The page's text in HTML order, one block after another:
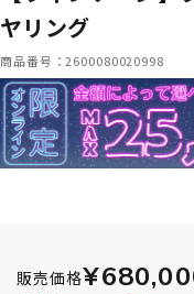
ヤリング
商品番号：2600080020998
販売価格